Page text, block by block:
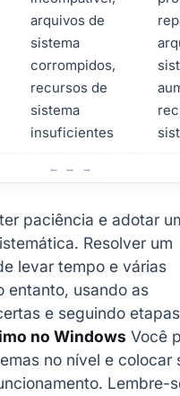
arquivos de
sistema
corrompidos,
recursos de
sistema
insuficientes
paciência e adotar
Resolver um
levar tempo e várias
entanto, usando as
e seguindo etapas
no Windows Você
no nível e colocar
Lembre-